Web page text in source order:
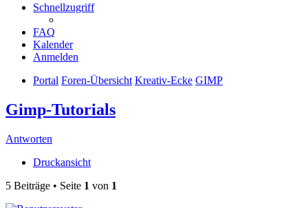
Schnellzugriff
FAQ
Kalender
Anmelden
Portal Foren-Übersicht Kreativ-Ecke GIMP
Gimp-Tutorials
Antworten
Druckansicht
5 Beiträge • Seite 1 von 1